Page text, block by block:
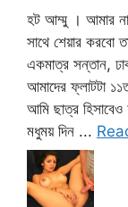
হট আম্মু । আমার
সাথে শেয়ার করবো
একমাত্র সন্তান,
আমাদের ফ্লাটটা
আমি ছাত্র
মধুময় দিন ...